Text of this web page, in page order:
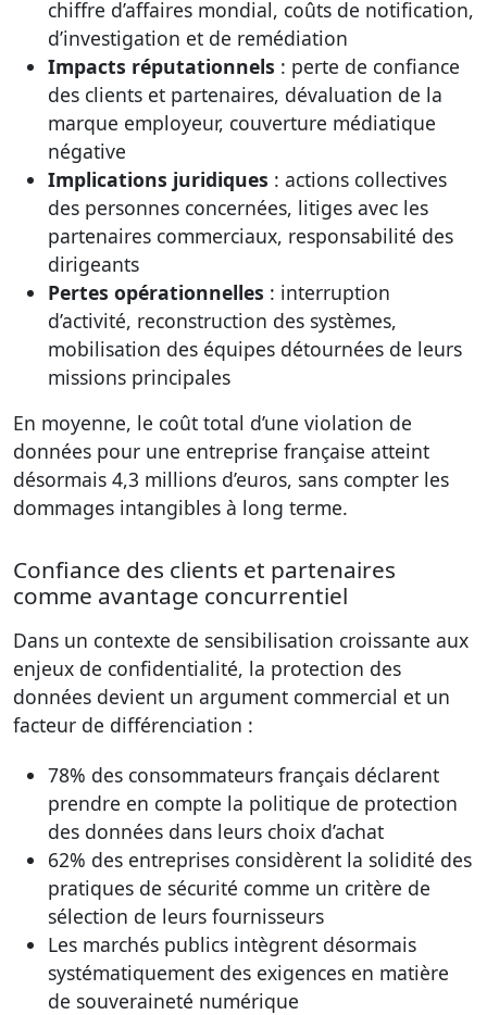
chiffre d’affaires mondial, coûts de notification,
d’investigation et de remédiation
Impacts réputationnels : perte de confiance
des clients et partenaires, dévaluation de la
marque employeur, couverture médiatique
négative
Implications juridiques : actions collectives
des personnes concernées, litiges avec les
partenaires commerciaux, responsabilité des
dirigeants
Pertes opérationnelles : interruption
d’activité, reconstruction des systèmes,
mobilisation des équipes détournées de leurs
missions principales
En moyenne, le coût total d’une violation de
données pour une entreprise française atteint
désormais 4,3 millions d’euros, sans compter les
dommages intangibles à long terme.
Confiance des clients et partenaires
comme avantage concurrentiel
Dans un contexte de sensibilisation croissante aux
enjeux de confidentialité, la protection des
données devient un argument commercial et un
facteur de différenciation :
78% des consommateurs français déclarent
prendre en compte la politique de protection
des données dans leurs choix d’achat
62% des entreprises considèrent la solidité des
pratiques de sécurité comme un critère de
sélection de leurs fournisseurs
Les marchés publics intègrent désormais
systématiquement des exigences en matière
de souveraineté numérique